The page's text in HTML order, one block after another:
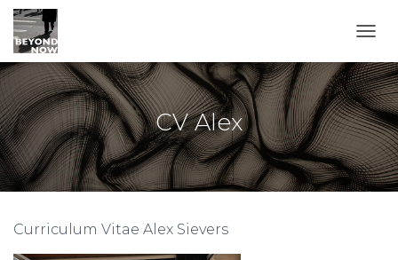
CV Alex
Curriculum Vitae Alex Sievers